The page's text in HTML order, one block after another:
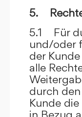
5.
5.1 Für
und/oder
der
alle
durch
Kunde
in Bezug